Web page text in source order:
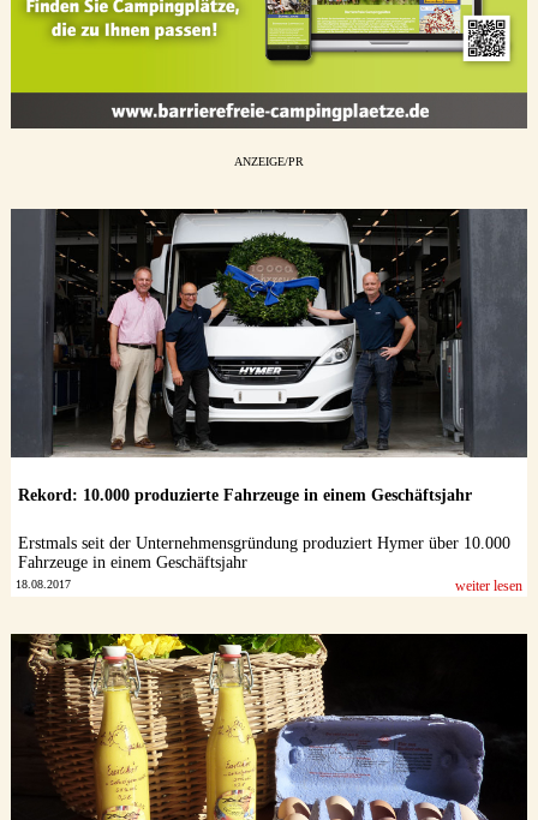
ANZEIGE/PR
Rekord: 10.000 produzierte Fahrzeuge in einem Geschäftsjahr
Erstmals seit der Unternehmensgründung produziert Hymer über 10.000
Fahrzeuge in einem Geschäftsjahr
18.08.2017 weiter lesen